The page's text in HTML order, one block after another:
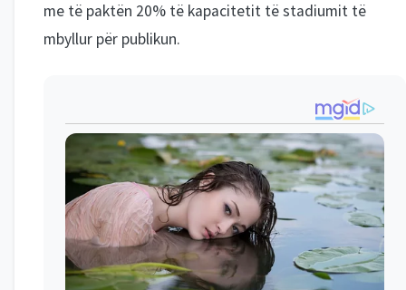
me të paktën 20% të kapacitetit të stadiumit të
mbyllur për publikun.